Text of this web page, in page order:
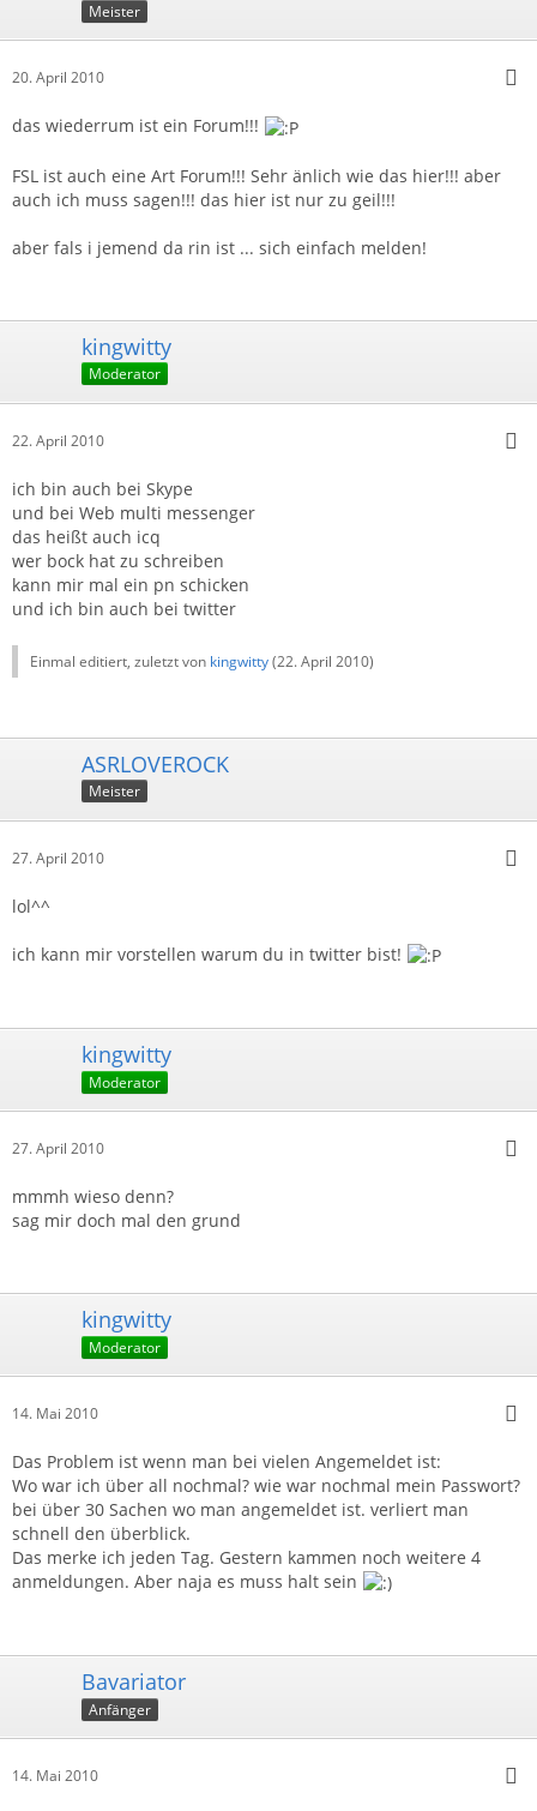
Meister
20. April 2010
das wiederrum ist ein Forum!!!
FSL ist auch eine Art Forum!!! Sehr änlich wie das hier!!! aber
auch ich muss sagen!!! das hier ist nur zu geil!!!
aber fals i jemend da rin ist ... sich einfach melden!
kingwitty
Moderator
22. April 2010
ich bin auch bei Skype
und bei Web multi messenger
das heißt auch icq
wer bock hat zu schreiben
kann mir mal ein pn schicken
und ich bin auch bei twitter
Einmal editiert, zuletzt von kingwitty(22. April 2010)
ASRLOVEROCK
Meister
27. April 2010
lol^^
ich kann mir vorstellen warum du in twitter bist!
kingwitty
Moderator
27. April 2010
mmmh wieso denn?
sag mir doch mal den grund
kingwitty
Moderator
14. Mai 2010
Das Problem ist wenn man bei vielen Angemeldet ist:
Wo war ich über all nochmal? wie war nochmal mein Passwort?
bei über 30 Sachen wo man angemeldet ist. verliert man
schnell den überblick.
Das merke ich jeden Tag. Gestern kammen noch weitere 4
anmeldungen. Aber naja es muss halt sein
Bavariator
Anfänger
14. Mai 2010